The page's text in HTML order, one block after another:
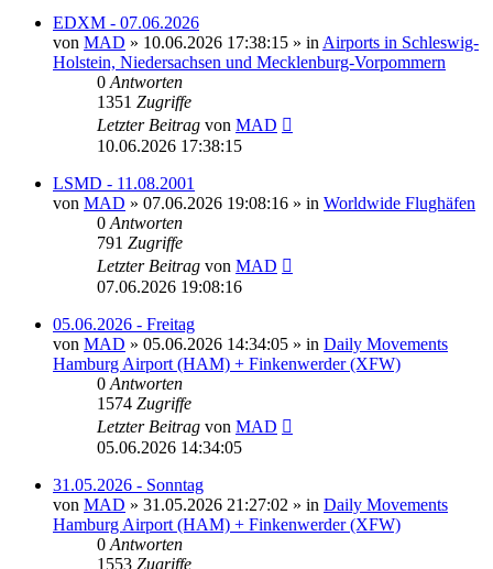
EDXM - 07.06.2026
von MAD » 10.06.2026 17:38:15 » in Airports in Schleswig-
Holstein, Niedersachsen und Mecklenburg-Vorpommern
0 Antworten
1351 Zugriffe
Letzter Beitrag von MAD
10.06.2026 17:38:15
LSMD - 11.08.2001
von MAD » 07.06.2026 19:08:16 » in Worldwide Flughäfen
0 Antworten
791 Zugriffe
Letzter Beitrag von MAD
07.06.2026 19:08:16
05.06.2026 - Freitag
von MAD » 05.06.2026 14:34:05 » in Daily Movements
Hamburg Airport (HAM) + Finkenwerder (XFW)
0 Antworten
1574 Zugriffe
Letzter Beitrag von MAD
05.06.2026 14:34:05
31.05.2026 - Sonntag
von MAD » 31.05.2026 21:27:02 » in Daily Movements
Hamburg Airport (HAM) + Finkenwerder (XFW)
0 Antworten
1553 Zugriffe